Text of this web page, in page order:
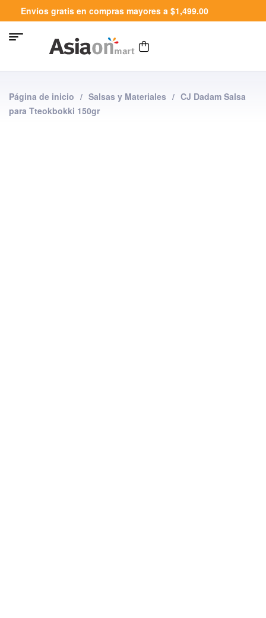
Envíos gratis en compras mayores a $1,499.00
Página de inicio / Salsas y Materiales / CJ Dadam Salsa
para Tteokbokki 150gr